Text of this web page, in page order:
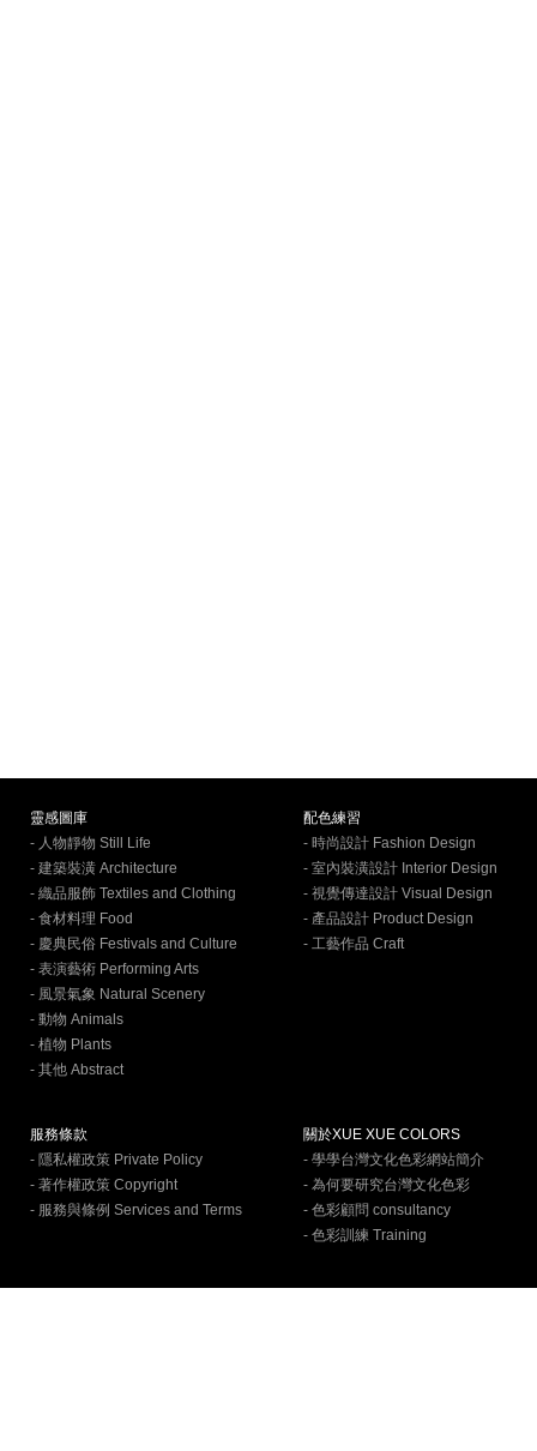
靈感圖庫
- 人物靜物 Still Life
- 建築裝潢 Architecture
- 織品服飾 Textiles and Clothing
- 食材料理 Food
- 慶典民俗 Festivals and Culture
- 表演藝術 Performing Arts
- 風景氣象 Natural Scenery
- 動物 Animals
- 植物 Plants
- 其他 Abstract
配色練習
- 時尚設計 Fashion Design
- 室內裝潢設計 Interior Design
- 視覺傳達設計 Visual Design
- 產品設計 Product Design
- 工藝作品 Craft
服務條款
- 隱私權政策 Private Policy
- 著作權政策 Copyright
- 服務與條例 Services and Terms
關於XUE XUE COLORS
- 學學台灣文化色彩網站簡介
- 為何要研究台灣文化色彩
- 色彩顧問 consultancy
- 色彩訓練 Training